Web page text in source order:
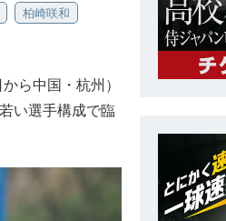
柏崎咲和
ら中国・杭州）
い選手構成で臨